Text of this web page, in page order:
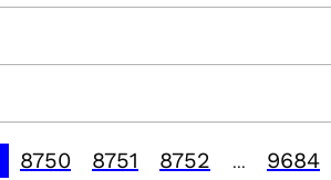
8750 8751 8752 9684